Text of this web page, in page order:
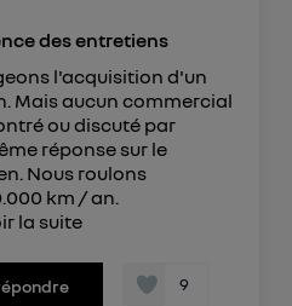
des entretiens
l'acquisition d'un
Mais aucun commercial
ou discuté par
réponse sur le
Nous roulons
km / an.
la suite
9